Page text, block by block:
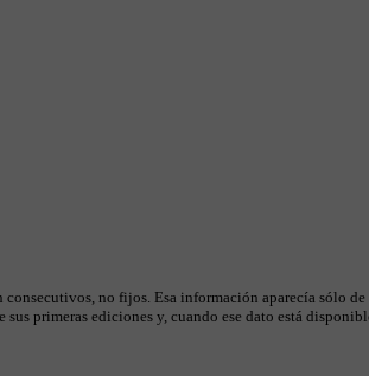
no fijos. Esa información aparecía sólo
primeras ediciones y, cuando ese dato está